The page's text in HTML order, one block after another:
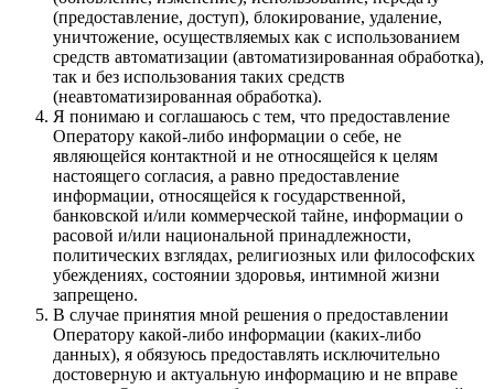
(предоставление, доступ), блокирование, удаление,
уничтожение, осуществляемых как с использованием
средств автоматизации (автоматизированная обработка),
так и без использования таких средств
(неавтоматизированная обработка).
Я понимаю и соглашаюсь с тем, что предоставление
Оператору какой-либо информации о себе, не
являющейся контактной и не относящейся к целям
настоящего согласия, а равно предоставление
информации, относящейся к государственной,
банковской и/или коммерческой тайне, информации о
расовой и/или национальной принадлежности,
политических взглядах, религиозных или философских
убеждениях, состоянии здоровья, интимной жизни
запрещено.
В случае принятия мной решения о предоставлении
Оператору какой-либо информации (каких-либо
данных), я обязуюсь предоставлять исключительно
достоверную и актуальную информацию и не вправе